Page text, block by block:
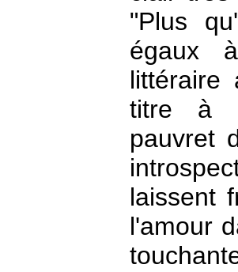
"Plus
égaux
littéraire
titre à
pauvret
laissent
l'amour